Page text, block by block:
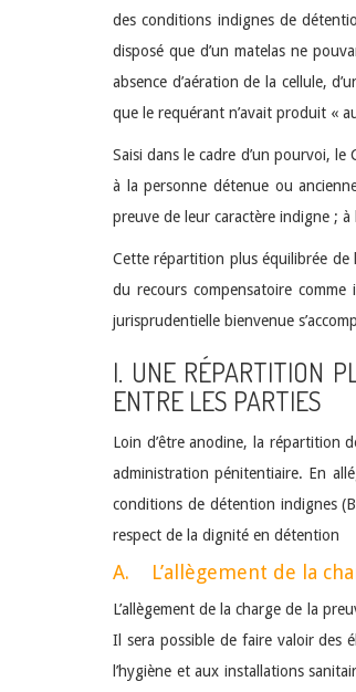
des conditions indignes de
disposé que d’un matelas ne
absence d’aération de la cellule,
que le requérant n’avait produit «
Saisi dans le cadre d’un pourvoi,
à la personne détenue ou
preuve de leur caractère indigne ;
Cette répartition plus équilibrée de
du recours compensatoire
jurisprudentielle bienvenue
I. UNE RÉPARTITION
ENTRE LES PARTIES
Loin d’être anodine, la répartition
administration pénitentiaire. En
conditions de détention indignes
respect de la dignité en détention
A. L’allègement de la
L’allègement de la charge de la
Il sera possible de faire valoir des
l’hygiène et aux installations